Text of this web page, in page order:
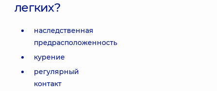
легких?
наследственная
предрасположенность
курение
регулярный
контакт